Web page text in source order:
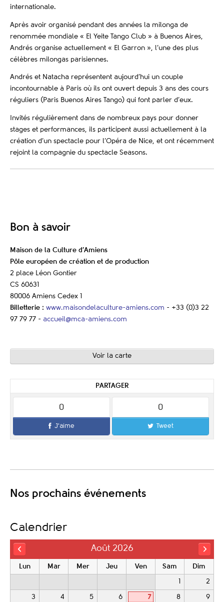
internationale.
Après avoir organisé pendant des années la milonga de
renommée mondiale « El Yeite Tango Club » à Buenos Aires,
Andrés organise actuellement « El Garron », l’une des plus
célèbres milongas parisiennes.
Andrés et Natacha représentent aujourd’hui un couple
incontournable à Paris où ils ont ouvert depuis 3 ans des cours
réguliers (Paris Buenos Aires Tango) qui font parler d’eux.
Invités régulièrement dans de nombreux pays pour donner
stages et performances, ils participent aussi actuellement à la
création d’un spectacle pour l’Opéra de Nice, et ont récemment
rejoint la compagnie du spectacle Seasons.
Bon à savoir
Maison de la Culture d’Amiens
Pôle européen de création et de production
2 place Léon Gontier
CS 60631
80006 Amiens Cedex 1
Billetterie : www.maisondelaculture-amiens.com - +33 (0)3 22
97 79 77 - accueil@mca-amiens.com
Voir la carte
PARTAGER
0
J'aime
0
Tweet
Nos prochains événements
Calendrier
Août 2026
Lun Mar Mer Jeu Ven Sam Dim
1 2
3 4 5 6 7 8 9